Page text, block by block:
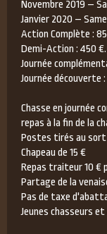
Novembre 2019 –
Janvier 2020 –
Action Complète :
Demi-Action : 450 €.
Journée
Journée découverte
Chasse en journée
repas à la fin de la
Postes tirés au sort
Chapeau de 15 €
Repas traiteur 10 €
Partage de la
Pas de taxe
Jeunes chasseurs